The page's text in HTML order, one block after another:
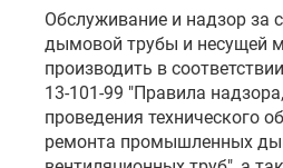
Обслуживание и надзор за
дымовой трубы и несущей
производить в
13-101-99 "Правила
проведения технического
ремонта промышленных